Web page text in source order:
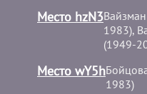
Место hzN3
1983),
(1949-
Место wY5h
1983)